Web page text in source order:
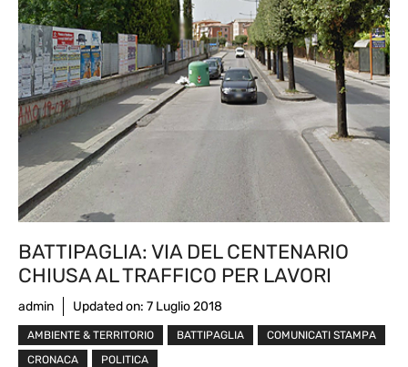
BATTIPAGLIA: VIA DEL CENTENARIO
CHIUSA AL TRAFFICO PER LAVORI
admin Updated on: 7 Luglio 2018
AMBIENTE & TERRITORIO BATTIPAGLIA
COMUNICATI STAMPA
CRONACA
POLITICA